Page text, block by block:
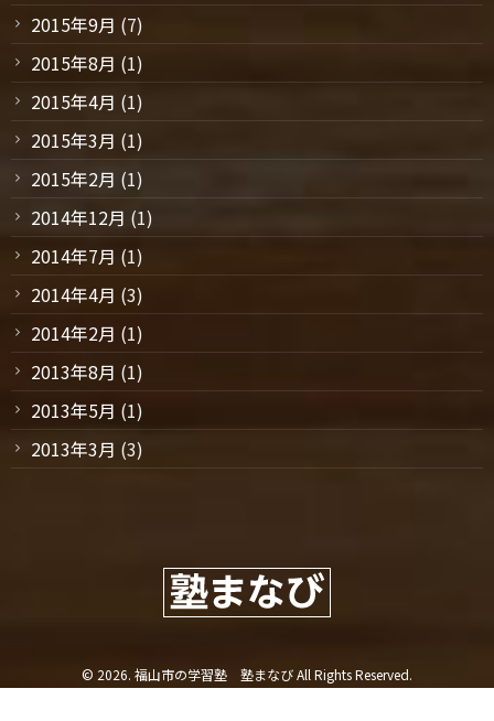
2015年9月 (7)
2015年8月 (1)
2015年4月 (1)
2015年3月 (1)
2015年2月 (1)
2014年12月 (1)
2014年7月 (1)
2014年4月 (3)
2014年2月 (1)
2013年8月 (1)
2013年5月 (1)
2013年3月 (3)
© 2026. 福山市の学習塾 塾まなび All Rights Reserved.